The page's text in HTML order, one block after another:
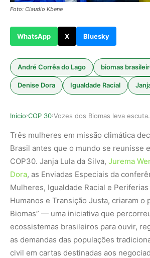
Foto: Claudio Kbene
WhatsApp X Bluesky
André Corrêa do Lago biomas
Denise Dora Igualdade Racial
Inicio›COP 30› Vozes dos
Três mulheres em missão climática
Brasil antes que o mundo se reunisse
COP30. Janja Lula da Silva, Jurema
Dora, as Enviadas Especiais da
Mulheres, Igualdade Racial e
Humanos e Transição Justa, criaram o
Biomas” — uma iniciativa que
ecossistemas brasileiros para ouvir,
as demandas das populações
civil em cartas destinadas aos